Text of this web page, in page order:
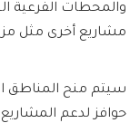
والمحطات الفرعية
مشاريع أخرى مثل
سيتم منح المناطق
حوافز لدعم